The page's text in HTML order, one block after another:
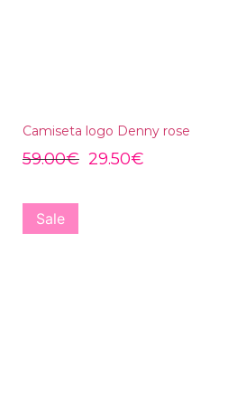
Camiseta logo Denny rose
59.00€ 29.50€
Sale